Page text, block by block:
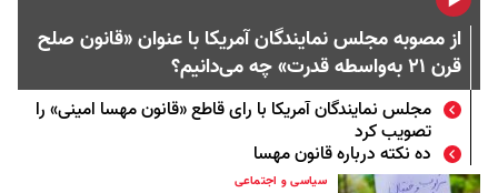
از مصوبه مجلس نمایندگان آمریکا با عنوان «قانون صلح
قرن ۲۱ به‌واسطه قدرت» چه می‌دانیم؟
مجلس نمایندگان آمریکا با رای قاطع «قانون مهسا امینی» را
تصویب کرد
ده نکته درباره قانون مهسا
سیاسی و اجتماعی